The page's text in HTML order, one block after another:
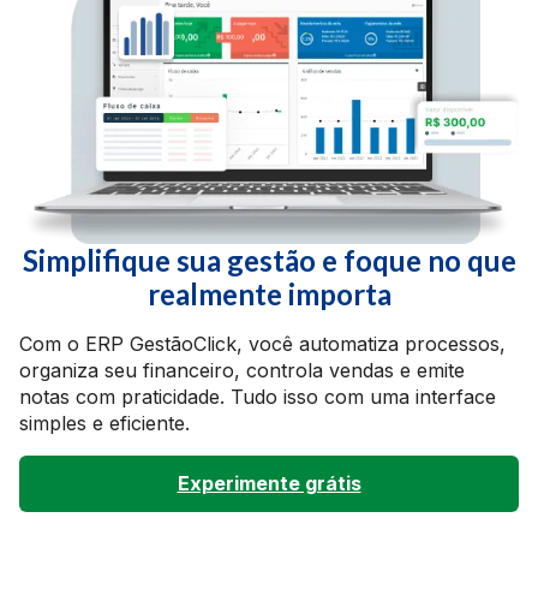
Simplifique sua gestão e foque no que
realmente importa
Com o ERP GestãoClick, você automatiza processos,
organiza seu financeiro, controla vendas e emite
notas com praticidade. Tudo isso com uma interface
simples e eficiente.
Experimente grátis